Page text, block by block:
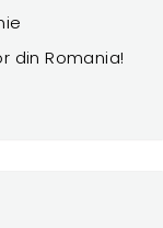
din Romania!